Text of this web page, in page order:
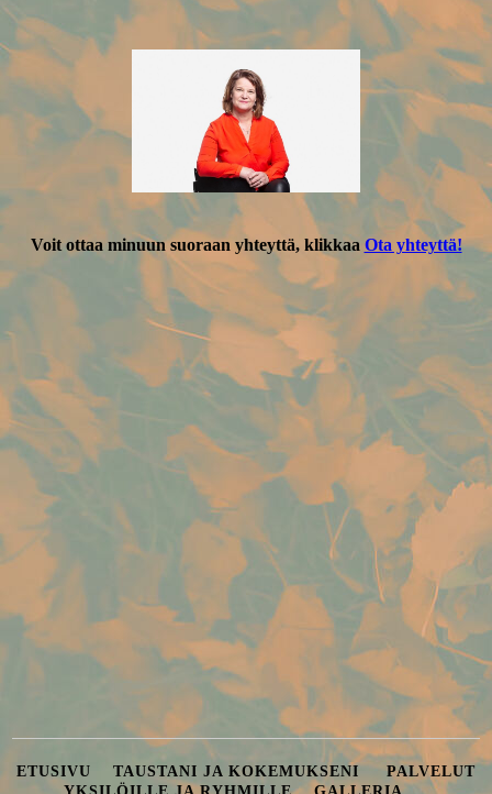
Voit ottaa minuun suoraan yhteyttä, klikkaaOta yhteyttä!
ETUSIVU TAUSTANI JA KOKEMUKSENI PALVELUT